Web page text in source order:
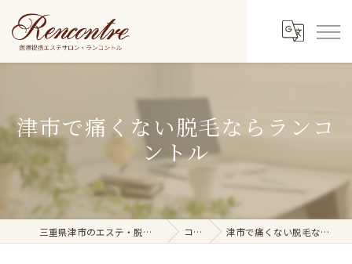
津市で痛くない脱毛ならランコ
ントル
三重県津市のエステ・脱毛ならRencontre コラム 津市で痛くない脱毛ならランコントル